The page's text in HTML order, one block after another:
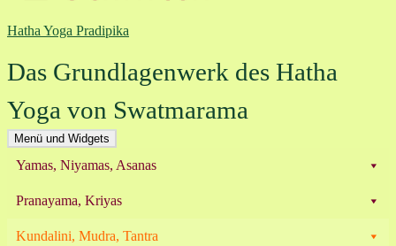
Hatha Yoga Pradipika
Das Grundlagenwerk des Hatha
Yoga von Swatmarama
Menü und Widgets
Yamas, Niyamas, Asanas
Pranayama, Kriyas
Kundalini, Mudra, Tantra